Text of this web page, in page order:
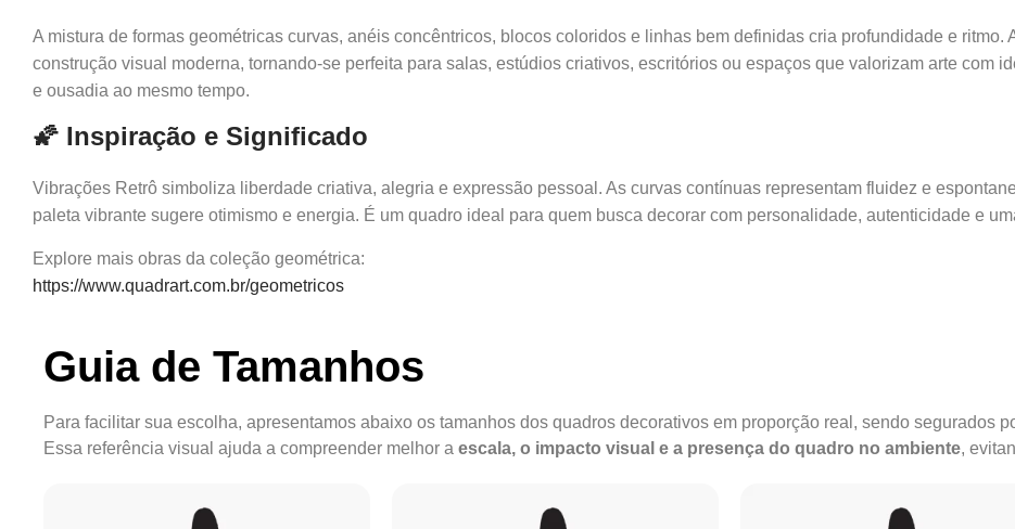
A mistura de formas geométricas curvas, anéis concêntricos, blocos coloridos e linhas bem definidas cria profundidade e ritmo.
construção visual moderna, tornando-se perfeita para salas, estúdios criativos, escritórios ou espaços que valorizam arte com
e ousadia ao mesmo tempo.
🌠 Inspiração e Significado
Vibrações Retrô simboliza liberdade criativa, alegria e expressão pessoal. As curvas contínuas representam fluidez e
paleta vibrante sugere otimismo e energia. É um quadro ideal para quem busca decorar com personalidade, autenticidade e
Explore mais obras da coleção geométrica:
https://www.quadrart.com.br/geometricos
Guia de Tamanhos
Para facilitar sua escolha, apresentamos abaixo os tamanhos dos quadros decorativos em proporção real, sendo segurados
Essa referência visual ajuda a compreender melhor a escala, o impacto visual e a presença do quadro no ambiente,